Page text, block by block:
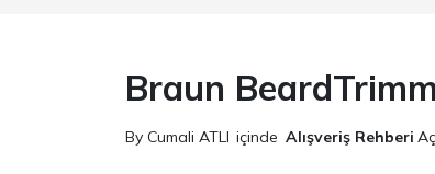
Braun
By Cumali ATLI içinde Alışveriş Rehberi